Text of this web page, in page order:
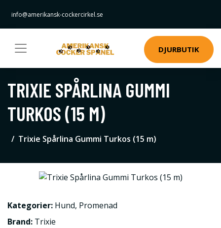
info@amerikansk-cockercirkel.se
DJURBUTIK
TRIXIE SPÅRLINA GUMMI
TURKOS (15 M)
Trixie Spårlina Gummi Turkos (15 m)
Kategorier: Hund, Promenad
Brand: Trixie